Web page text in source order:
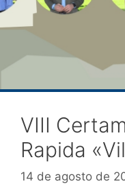
VIII
Rapida
14 de agosto de